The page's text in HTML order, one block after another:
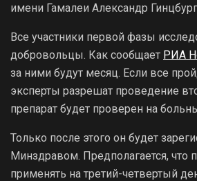
имени Гамалеи Александр
Все участники первой фазы
добровольцы. Как сообщает РИА
за ними будут месяц. Если все
эксперты разрешат проведение
препарат будет проверен на
Только после этого он будет
Минздравом. Предполагается, что
применять на третий-четвертый